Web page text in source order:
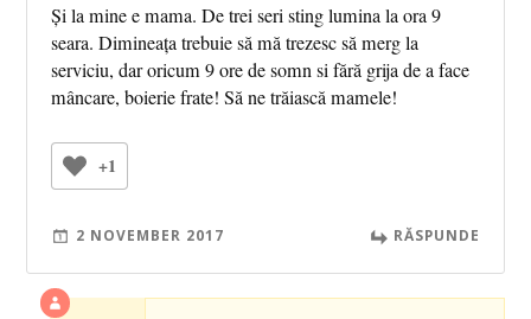
Și la mine e mama. De trei seri sting lumina la ora 9
seara. Dimineața trebuie să mă trezesc să merg la
serviciu, dar oricum 9 ore de somn si fără grija de a face
mâncare, boierie frate! Să ne trăiască mamele!
+1
2 NOVEMBER 2017 RĂSPUNDE